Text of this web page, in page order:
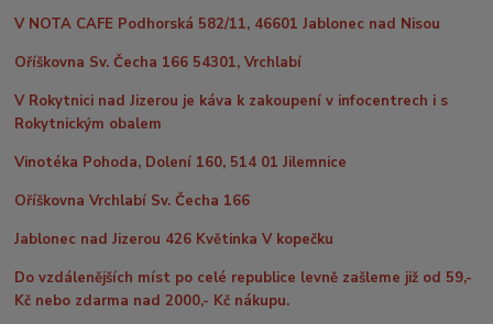
V NOTA CAFE Podhorská 582/11, 46601 Jablonec nad Nisou
Oříškovna Sv. Čecha 166 54301, Vrchlabí
V Rokytnici nad Jizerou je káva k zakoupení v infocentrech i s
Rokytnickým obalem
Vinotéka Pohoda, Dolení 160, 514 01 Jilemnice
Oříškovna Vrchlabí Sv. Čecha 166
Jablonec nad Jizerou 426 Květinka V kopečku
Do vzdálenějších míst po celé republice levně zašleme již od 59,-
Kč nebo zdarma nad 2000,- Kč nákupu.